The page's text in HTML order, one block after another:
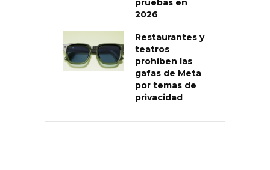
pruebas en
2026
Restaurantes y
teatros
prohíben las
gafas de Meta
por temas de
privacidad